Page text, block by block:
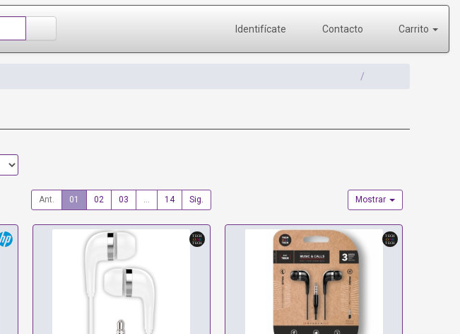
Identifícate Contacto Carrito
Ant. 01 02 03 ... 14 Sig. Mostrar